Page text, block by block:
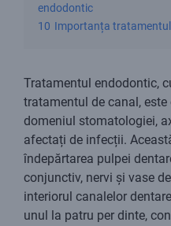
endodontic
10 Importanța
Tratamentul endodontic,
tratamentul de canal,
domeniul stomatologiei,
afectați de infecții.
îndepărtarea pulpei
conjunctiv, nervi și vase
interiorul canalelor
unul la patru per dinte,